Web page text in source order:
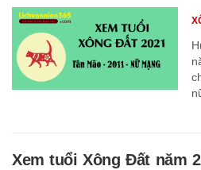
Xem tuổi Xông Đất năm